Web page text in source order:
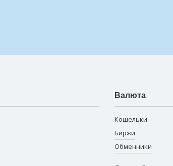
Валюта
Кошельки
Биржи
Обменники